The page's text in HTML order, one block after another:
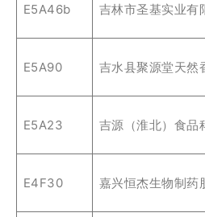
E5A46b 吉林市圣基实业有
E5A90 吉水县聚源堂天然
E5A23 吉源（淮北）食品
E4F30 嘉兴恒杰生物制药